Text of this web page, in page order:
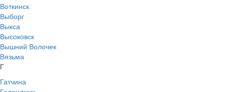
Воткинск
Выборг
Выкса
Высоковск
Вышний Волочек
Вязьма
Г
Гатчина